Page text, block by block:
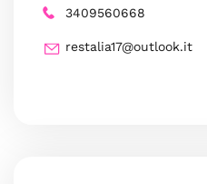
3409560668
restalia17@outlook.it